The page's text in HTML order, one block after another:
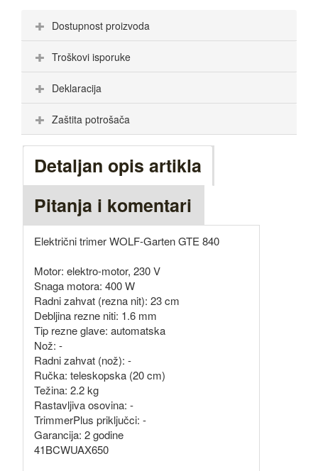
Dostupnost proizvoda
Troškovi isporuke
Deklaracija
Zaštita potrošača
Detaljan opis artikla
Pitanja i komentari
Električni trimer WOLF-Garten GTE 840
Motor: elektro-motor, 230 V
Snaga motora: 400 W
Radni zahvat (rezna nit): 23 cm
Debljina rezne niti: 1.6 mm
Tip rezne glave: automatska
Nož: -
Radni zahvat (nož): -
Ručka: teleskopska (20 cm)
Težina: 2.2 kg
Rastavljiva osovina: -
TrimmerPlus priključci: -
Garancija: 2 godine
41BCWUAX650